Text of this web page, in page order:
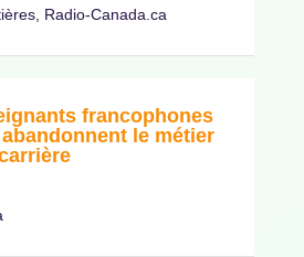
Radio-Canada.ca
francophones
le métier